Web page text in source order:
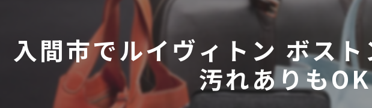
入間市でルイヴィトン ボス
汚れありも